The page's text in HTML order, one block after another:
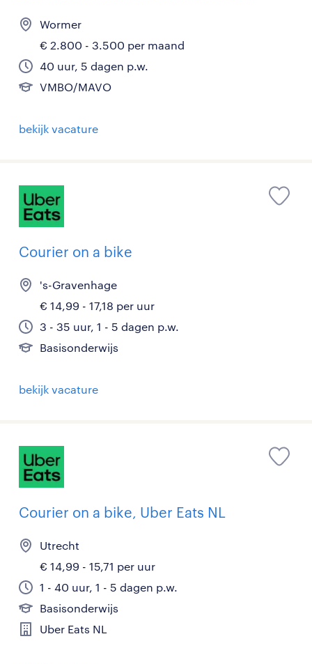
Wormer
€ 2.800 - 3.500 per maand
40 uur, 5 dagen p.w.
VMBO/MAVO
bekijk vacature
Courier on a bike
's-Gravenhage
€ 14,99 - 17,18 per uur
3 - 35 uur, 1 - 5 dagen p.w.
Basisonderwijs
bekijk vacature
Courier on a bike, Uber Eats NL
Utrecht
€ 14,99 - 15,71 per uur
1 - 40 uur, 1 - 5 dagen p.w.
Basisonderwijs
Uber Eats NL